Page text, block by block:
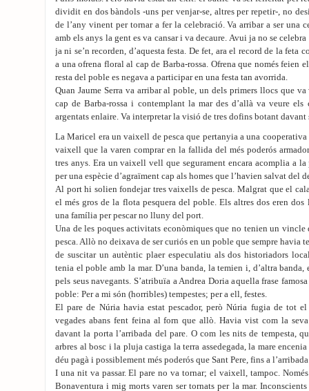
dividit en dos bàndols -uns per venjar-se, altres per repetir-, no
de l’any vinent per tornar a fer la celebració. Va arribar a ser una
amb els anys la gent es va cansar i va decaure. Avui ja no se
ja ni se’n recorden, d’aquesta festa. De fet, ara el record de la feta
a una ofrena floral al cap de Barba-rossa. Ofrena que només feien
resta del poble es negava a participar en una festa tan avorrida.
Quan Jaume Serra va arribar al poble, un dels primers llocs que
cap de Barba-rossa i contemplant la mar des d’allà va veure
argentats enlaire. Va interpretar la visió de tres dofins botant davant
La Maricel era un vaixell de pesca que pertanyia a una
vaixell que la varen comprar en la fallida del més poderós
tres anys. Era un vaixell vell que segurament encara acomplia a
per una espècie d’agraïment cap als homes que l’havien salvat del
Al port hi solien fondejar tres vaixells de pesca. Malgrat que el
el més gros de la flota pesquera del poble. Els altres dos eren
una família per pescar no lluny del port.
Una de les poques activitats econòmiques que no tenien un vincle
pesca. Allò no deixava de ser curiós en un poble que sempre havia
de suscitar un autèntic plaer especulatiu als dos historiadors
tenia el poble amb la mar. D’una banda, la temien i, d’altra banda,
pels seus navegants. S’atribuïa a Andrea Doria aquella frase
poble: Per a mi són (horribles) tempestes; per a ell, festes.
El pare de Núria havia estat pescador, però Núria fugia de tot
vegades abans fent feina al forn que allò. Havia vist com la
davant la porta l’arribada del pare. O com les nits de tempesta,
arbres al bosc i la pluja castiga la terra assedegada, la mare
déu pagà i possiblement més poderós que Sant Pere, fins a
I una nit va passar. El pare no va tornar; el vaixell, tampoc.
Bonaventura i mig morts varen ser tornats per la mar.